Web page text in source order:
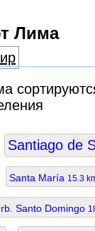
Лима
Santiago de
Santa María 15.3
Santo Domingo